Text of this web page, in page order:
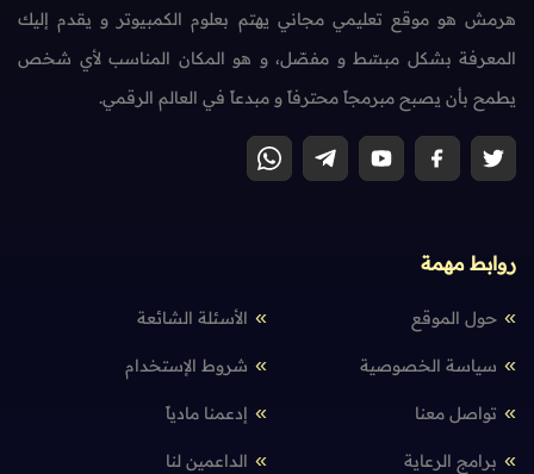
هرمش هو موقع تعليمي مجاني يهتم بعلوم الكمبيوتر و يقدم إليك
المعرفة بشكل مبسّط و مفصّل، و هو المكان المناسب لأي شخص
يطمح بأن يصبح مبرمجاً محترفاً و مبدعاً في العالم الرقمي.
روابط مهمة
حول الموقع الأسئلة الشائعة
سياسة الخصوصية شروط الإستخدام
تواصل معنا إدعمنا مادياً
برامج الرعاية الداعمين لنا